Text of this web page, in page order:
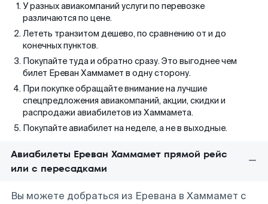
У разных авиакомпаний услуги по перевозке
различаются по цене.
Лететь транзитом дешево, по сравнению от и до
конечных пунктов.
Покупайте туда и обратно сразу. Это выгоднее чем
билет Ереван Хаммамет в одну сторону.
При покупке обращайте внимание на лучшие
спецпредложения авиакомпаний, акции, скидки и
распродажи авиабилетов из Хаммамета.
Покупайте авиабилет на неделе, а не в выходные.
Авиабилеты Ереван Хаммамет прямой рейс
или с пересадками
Вы можете добраться из Еревана в Хаммамет с